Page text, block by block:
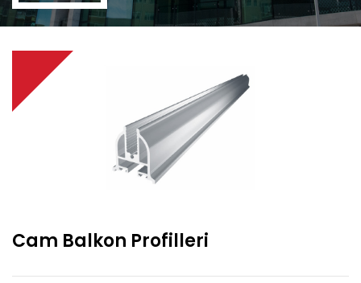
Cam Balkon Profilleri